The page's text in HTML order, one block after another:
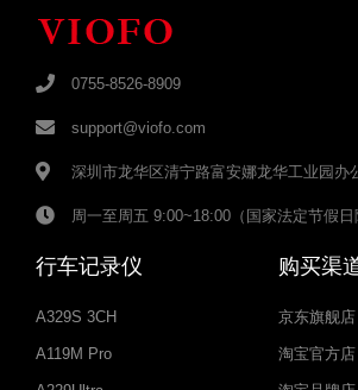
0755-8526-8909
support@viofo.com
深圳市龙华区清宁路富安娜龙华工业园办
周一至周五 9:00~18:00（国家法定节假日
行车记录仪
A329S 3CH
A119M Pro
购买渠
京东旗舰店
淘宝官方店